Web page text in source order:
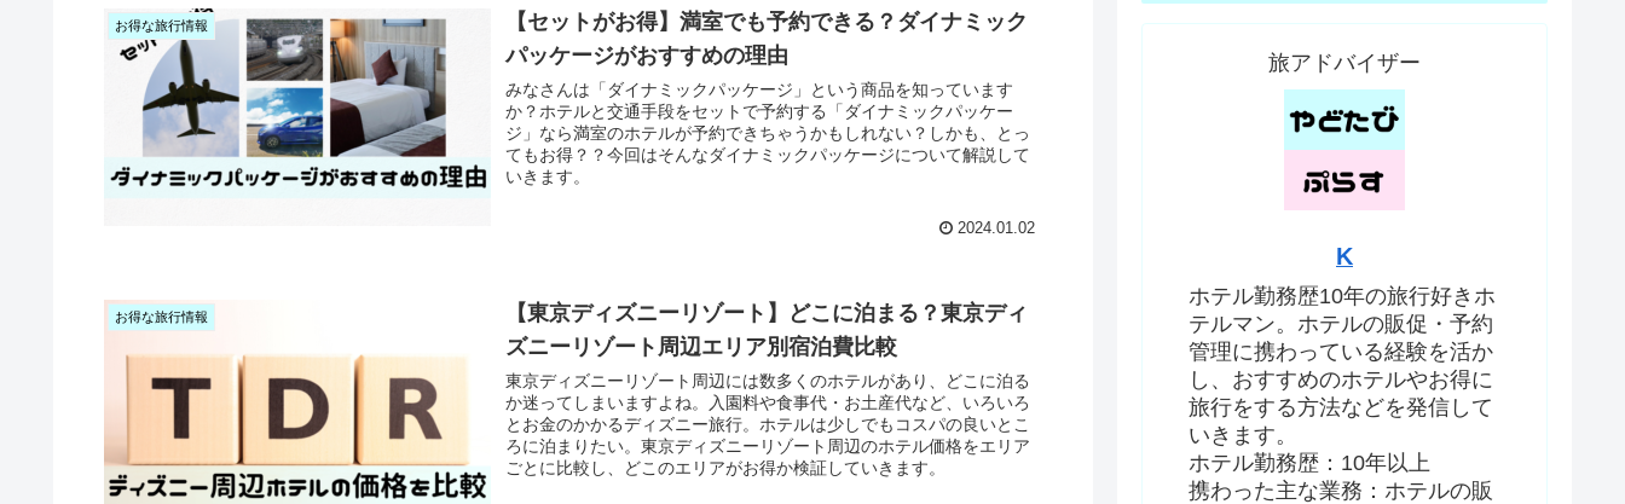
お得な旅行情報
【セットがお得】満室でも予約できる？ダイナミック
パッケージがおすすめの理由
みなさんは「ダイナミックパッケージ」という商品を知っています
か？ホテルと交通手段をセットで予約する「ダイナミックパッケー
ジ」なら満室のホテルが予約できちゃうかもしれない？しかも、とっ
てもお得？？今回はそんなダイナミックパッケージについて解説して
いきます。
2024.01.02
お得な旅行情報
【東京ディズニーリゾート】どこに泊まる？東京ディ
ズニーリゾート周辺エリア別宿泊費比較
東京ディズニーリゾート周辺には数多くのホテルがあり、どこに泊る
か迷ってしまいますよね。入園料や食事代・お土産代など、いろいろ
とお金のかかるディズニー旅行。ホテルは少しでもコスパの良いとこ
ろに泊まりたい。東京ディズニーリゾート周辺のホテル価格をエリア
ごとに比較し、どこのエリアがお得か検証していきます。
旅アドバイザー
K
ホテル勤務歴10年の旅行好きホ
テルマン。ホテルの販促・予約
管理に携わっている経験を活か
し、おすすめのホテルやお得に
旅行をする方法などを発信して
いきます。
ホテル勤務歴：10年以上
携わった主な業務：ホテルの販